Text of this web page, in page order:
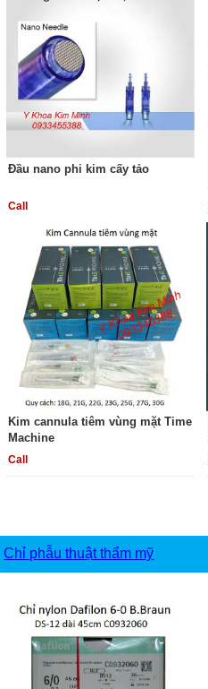
Đầu nano phi kim cấy tảo
Call
Kim cannula tiêm vùng mặt Time
Machine
Call
Chỉ phẫu thuật thẩm mỹ